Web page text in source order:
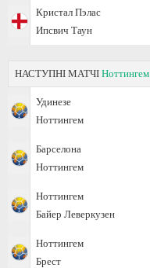
Кристал Пэлас
Ипсвич Таун
НАСТУПНІ МАТЧІ Ноттингем
Удинезе
Ноттингем
Барселона
Ноттингем
Ноттингем
Байер Леверкузен
Ноттингем
Брест